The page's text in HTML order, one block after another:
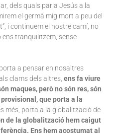
dels quals parla Jesús a la
el germà mig mort a peu del
i continuem el nostre camí, no
tranquilitzem, sense
a pensar en nosaltres
clams dels altres, ens fa viure
maques, però no són res, són
que porta a la
més, porta a la globalització de
de la globalització hem caigut
Ens hem acostumat al